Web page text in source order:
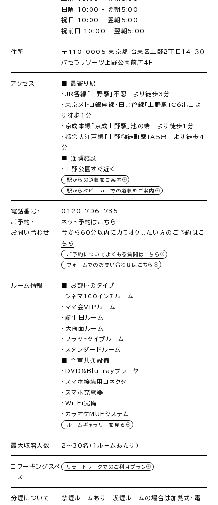
日曜 10:00 - 翌朝5:00
祝日 10:00 - 翌朝5:00
祝前日 10:00 - 翌朝5:00
住所
〒110-0005 東京都 台東区上野２丁目１４-３０
パセラリゾーツ上野公園前店４Ｆ
アクセス
■ 最寄り駅
・JR各線「上野駅」不忍口より徒歩3分
・東京メトロ銀座線・日比谷線「上野駅」C6出口よ
り徒歩1分
・京成本線「京成上野駅」池の端口より徒歩1分
・都営大江戸線「上野御徒町駅」A5出口より徒歩4
分
■ 近隣施設
・上野公園すぐ近く
駅からの道順をご案内
駅からベビーカーでの道順をご案内
電話番号・
ご予約・
お問い合わせ
0120-706-735
ネット予約はこちら
今から60分以内にカラオケしたい方のご予約はこ
ちら
ご予約についてよくある質問はこちら
フォームでのお問い合わせはこちら
ルーム情報
■ お部屋のタイプ
・シネマ100インチルーム
・ママ会VIPルーム
・誕生日ルーム
・大画面ルーム
・フラットタイプルーム
・スタンダードルーム
■ 全室共通設備
・DVD&Blu-rayプレーヤー
・スマホ接続用コネクター
・スマホ充電器
・Wi-Fi完備
・カラオケMUEシステム
ルームギャラリーを見る
最大収容人数 2～30名（1ルームあたり）
コワーキングスペ
ース
リモートワークでのご利用プラン
分煙について
禁煙ルームあり 喫煙ルームの場合は加熱式・電